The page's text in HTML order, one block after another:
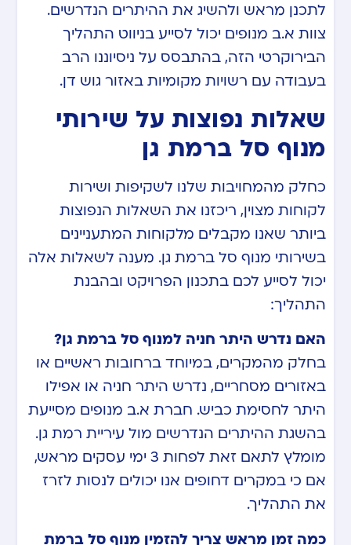
לתכנן מראש ולהשיג את ההיתרים הנדרשים.
צוות א.ב מנופים יכול לסייע בניווט התהליך
הבירוקרטי הזה, בהתבסס על ניסיוננו הרב
בעבודה עם רשויות מקומיות באזור גוש דן.
שאלות נפוצות על שירותי
מנוף סל ברמת גן
כחלק מהמחויבות שלנו לשקיפות ושירות
לקוחות מצוין, ריכזנו את השאלות הנפוצות
ביותר שאנו מקבלים מלקוחות המתעניינים
בשירותי מנוף סל ברמת גן. מענה לשאלות אלה
יכול לסייע לכם בתכנון הפרויקט ובהבנת
התהליך:
האם נדרש היתר חניה למנוף סל ברמת גן?
בחלק מהמקרים, במיוחד ברחובות ראשיים או
באזורים מסחריים, נדרש היתר חניה או אפילו
היתר לחסימת כביש. חברת א.ב מנופים מסייעת
בהשגת ההיתרים הנדרשים מול עיריית רמת גן.
מומלץ לתאם זאת לפחות 3 ימי עסקים מראש,
אם כי במקרים דחופים אנו יכולים לנסות לזרז
את התהליך.
כמה זמן מראש צריך להזמין מנוף סל ברמת